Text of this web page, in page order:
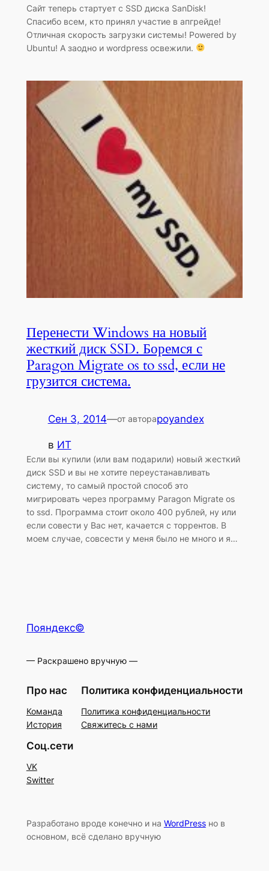
Сайт теперь стартует с SSD диска SanDisk!
Спасибо всем, кто принял участие в апгрейде!
Отличная скорость загрузки системы! Powered by
Ubuntu! А заодно и wordpress освежили.
Перенести Windows на новый
жесткий диск SSD. Боремся с
Paragon Migrate os to ssd, если не
грузится система.
Сен 3, 2014—от автораpoyandex
в ИТ
Если вы купили (или вам подарили) новый жесткий
диск SSD и вы не хотите переустанавливать
систему, то самый простой способ это
мигрировать через программу Paragon Migrate os
to ssd. Программа стоит около 400 рублей, ну или
если совести у Вас нет, качается с торрентов. В
моем случае, совсести у меня было не много и я…
Пояндекс©
— Раскрашено вручную —
Про нас
Команда
История
Политика конфиденциальности
Политика конфиденциальности
Свяжитесь с нами
Соц.сети
VK
Switter
Разработано вроде конечно и на WordPressно в
основном, всё сделано вручную